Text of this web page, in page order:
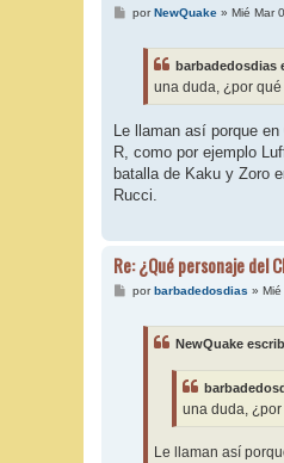
MporNewQuake» Mié Mar
barbadedosdias
una duda, ¿por
Le llaman así porque
R, como por ejemplo
batalla de Kaku y Zoro
Rucci.
Re: ¿Qué personaje del
Mporbarbadedosdias »
NewQuake
una duda,
Le llaman así